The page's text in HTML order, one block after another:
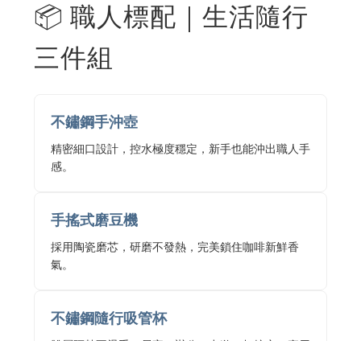
📦 職人標配｜生活隨行
三件組
不鏽鋼手沖壺
精密細口設計，控水極度穩定，新手也能沖出職人手
感。
手搖式磨豆機
採用陶瓷磨芯，研磨不發熱，完美鎖住咖啡新鮮香
氣。
不鏽鋼隨行吸管杯